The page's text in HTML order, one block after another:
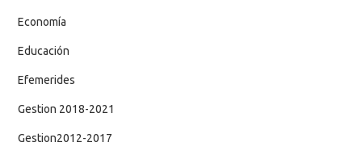
Economía
Educación
Efemerides
Gestion 2018-2021
Gestion2012-2017